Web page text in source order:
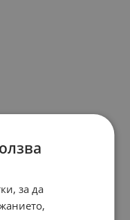
за да